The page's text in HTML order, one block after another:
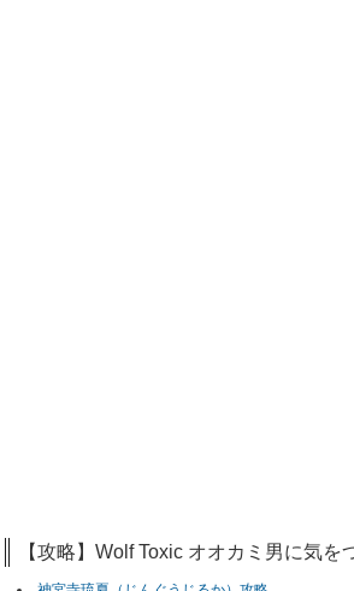
【攻略】Wolf Toxic オオカミ男に気を